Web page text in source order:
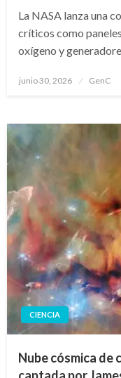
La NASA lanza una
críticos como
oxígeno y
Publicado
junio 30, 2026 GenC
CIENCIA
Nube cósmica de